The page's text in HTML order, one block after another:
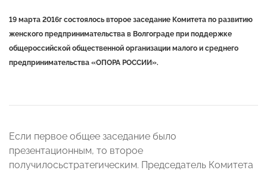
19 марта 2016г состоялось второе заседание Комитета по развитию
женского предпринимательства в Волгограде при поддержке
общероссийской общественной организации малого и среднего
предпринимательства «ОПОРА РОССИИ».
Если первое общее заседание было
презентационным, то второе
получилосьстратегическим. Председатель Комитета